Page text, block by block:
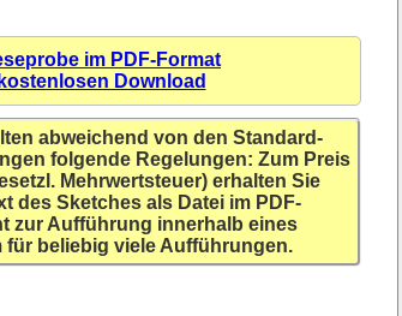
im PDF-Format
Download
abweichend von den Standard-
folgende Regelungen: Zum Preis
Mehrwertsteuer) erhalten Sie
des Sketches als Datei im PDF-
zur Aufführung innerhalb eines
für beliebig viele Aufführungen.